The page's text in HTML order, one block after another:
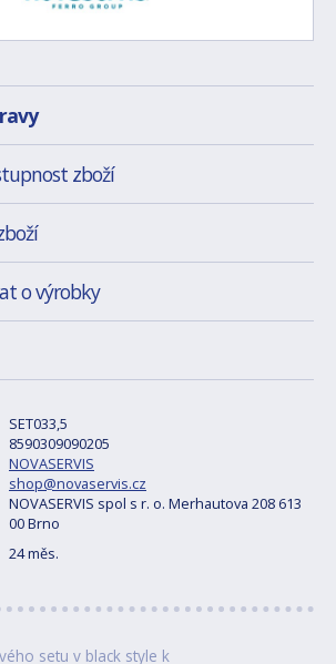
zboží
o výrobky
SET033,5
8590309090205
NOVASERVIS
shop@novaservis.cz
NOVASERVIS spol s r. o. Merhautova 208 613
00 Brno
24 měs.
setu v black style k